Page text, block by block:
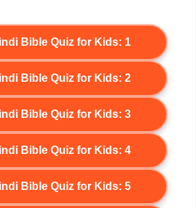
Bible Quiz for Kids: 1
Bible Quiz for Kids: 2
Bible Quiz for Kids: 3
Bible Quiz for Kids: 4
Bible Quiz for Kids: 5